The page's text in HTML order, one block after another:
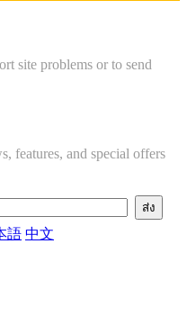
site problems or to send
features, and special offers
語 中文